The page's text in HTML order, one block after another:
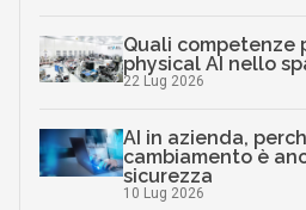
Quali competenze
physical AI nello
22 Lug 2026
AI in azienda,
cambiamento è
sicurezza
10 Lug 2026